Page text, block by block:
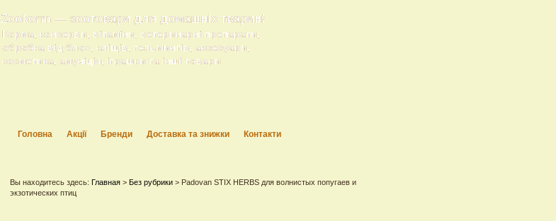
Zookorm — зоотовари для домашніх тварин!
Корма, консерви, вітаміни, ветеринарні препарати,
обробка від блох, кліщів, гельминтів, аксесуари,
косметика, амуніція, іграшки та інші товари
Головна Акції Бренди Доставка та знижки Контакти
Вы находитесь здесь: Главная > Без рубрики > Padovan STIX HERBS для волнистых попугаев и
экзотических птиц